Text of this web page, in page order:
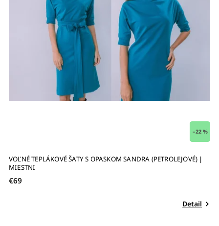
–22 %
VOĽNÉ TEPLÁKOVÉ ŠATY S OPASKOM SANDRA (PETROLEJOVÉ) |
MIESTNI
€69
Detail